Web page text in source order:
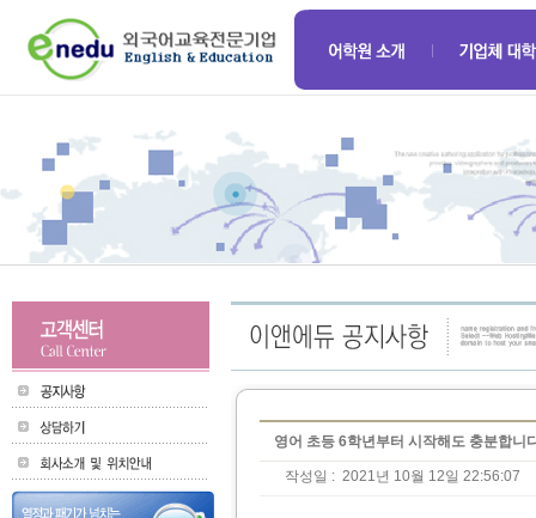
영어 초등 6학년부터 시작해도 충분합니
작성일 : 2021년 10월 12일 22:56:07